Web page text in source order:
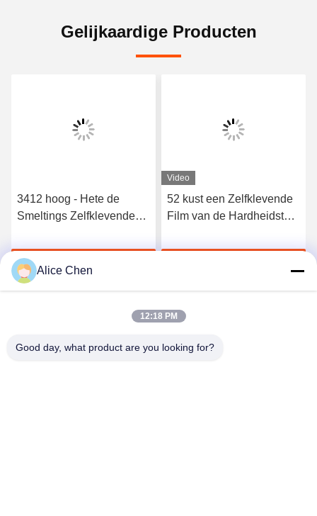
Gelijkaardige Producten
3412 hoog - Hete de
Smeltings Zelfklevende
Elastische Polyurethaan
Krijg Beste Prijs
Video
52 kust een Zelfklevende
Film van de Hardheidstpu
Naadloos Ondergoed
Alice Chen
12:18 PM
Good day, what product are you looking for?